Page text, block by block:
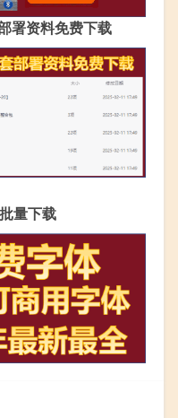
署资料免费下载
量下载